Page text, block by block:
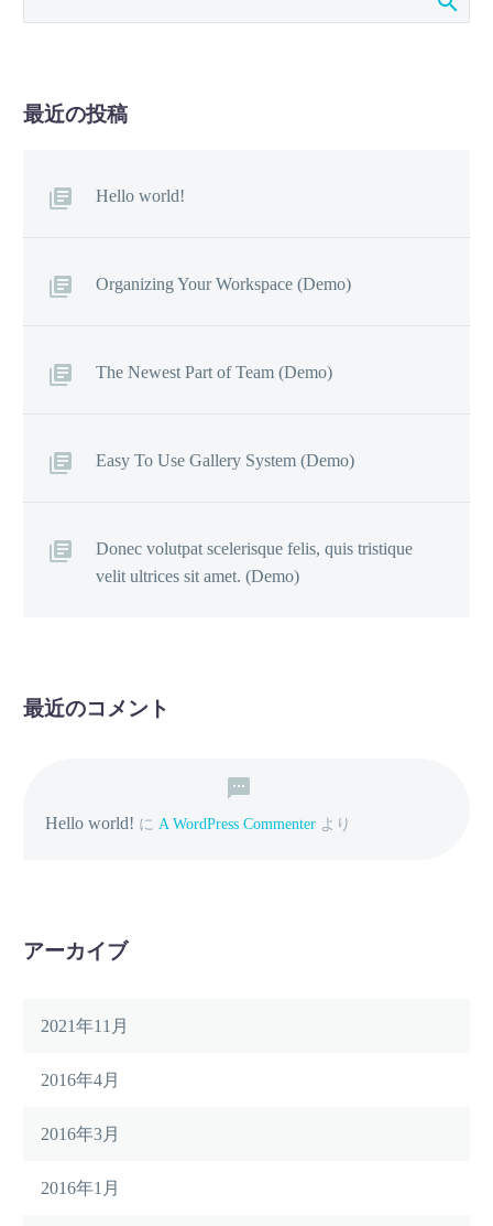
最近の投稿
Hello world!
Organizing Your Workspace (Demo)
The Newest Part of Team (Demo)
Easy To Use Gallery System (Demo)
Donec volutpat scelerisque felis, quis tristique
velit ultrices sit amet. (Demo)
最近のコメント
Hello world! に A WordPress Commenter より
アーカイブ
2021年11月
2016年4月
2016年3月
2016年1月